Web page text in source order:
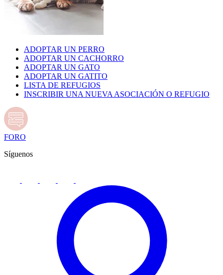
ADOPTAR UN PERRO
ADOPTAR UN CACHORRO
ADOPTAR UN GATO
ADOPTAR UN GATITO
LISTA DE REFUGIOS
INSCRIBIR UNA NUEVA ASOCIACIÓN O REFUGIO
FORO
Síguenos